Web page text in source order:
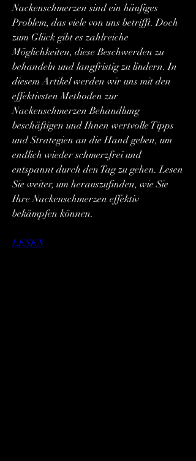
Nackenschmerzen sind ein häufiges
Problem, das viele von uns betrifft. Doch
zum Glück gibt es zahlreiche
Möglichkeiten, diese Beschwerden zu
behandeln und langfristig zu lindern. In
diesem Artikel werden wir uns mit den
effektivsten Methoden zur
Nackenschmerzen Behandlung
beschäftigen und Ihnen wertvolle Tipps
und Strategien an die Hand geben, um
endlich wieder schmerzfrei und
entspannt durch den Tag zu gehen. Lesen
Sie weiter, um herauszufinden, wie Sie
Ihre Nackenschmerzen effektiv
bekämpfen können.
LESEN